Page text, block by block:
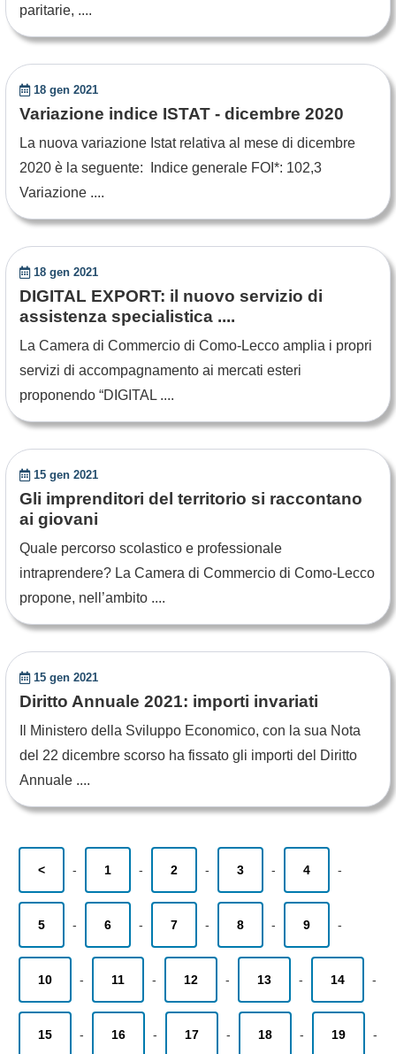
paritarie, ....
18 gen 2021
Variazione indice ISTAT - dicembre 2020
La nuova variazione Istat relativa al mese di dicembre
2020 è la seguente: Indice generale FOI*: 102,3
Variazione ....
18 gen 2021
DIGITAL EXPORT: il nuovo servizio di
assistenza specialistica ....
La Camera di Commercio di Como-Lecco amplia i propri
servizi di accompagnamento ai mercati esteri
proponendo “DIGITAL ....
15 gen 2021
Gli imprenditori del territorio si raccontano
ai giovani
Quale percorso scolastico e professionale
intraprendere? La Camera di Commercio di Como-Lecco
propone, nell’ambito ....
15 gen 2021
Diritto Annuale 2021: importi invariati
Il Ministero della Sviluppo Economico, con la sua Nota
del 22 dicembre scorso ha fissato gli importi del Diritto
Annuale ....
< - 1 - 2 - 3 - 4 -
5 - 6 - 7 - 8 - 9 -
10 - 11 - 12 - 13 - 14 -
15 - 16 - 17 - 18 - 19 -